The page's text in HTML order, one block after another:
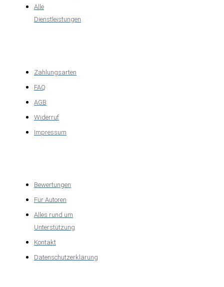
Alle
Dienstleistungen
Zahlungsarten
FAQ
AGB
Widerruf
Impressum
Bewertungen
Für Autoren
Alles rund um
Unterstützung
Kontakt
Datenschutzerklärung